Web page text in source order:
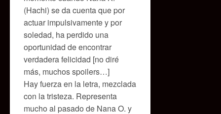
(Hachi) se da cuenta que por
actuar impulsivamente y por
soledad, ha perdido una
oportunidad de encontrar
verdadera felicidad [no diré
más, muchos spoilers…]
Hay fuerza en la letra, mezclada
con la tristeza. Representa
mucho al pasado de Nana O. y